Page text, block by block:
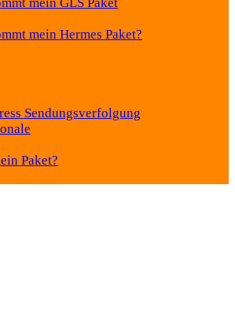
mein Hermes Paket?
Sendungsverfolgung
Paket?